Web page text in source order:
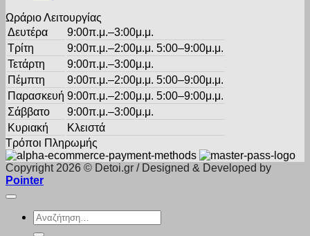
Ωράριο Λειτουργίας
Δευτέρα
9:00π.μ.–3:00μ.μ.
Τρίτη
9:00π.μ.–2:00μ.μ. 5:00–9:00μ.μ.
Τετάρτη
9:00π.μ.–3:00μ.μ.
Πέμπτη
9:00π.μ.–2:00μ.μ. 5:00–9:00μ.μ.
Παρασκευή 9:00π.μ.–2:00μ.μ. 5:00–9:00μ.μ.
Σάββατο
9:00π.μ.–3:00μ.μ.
Κυριακή
Κλειστά
Τρόποι Πληρωμής
Copyright 2026 © Detoi.gr / Designed & Developed by
Pointer
Αναζήτηση
για: